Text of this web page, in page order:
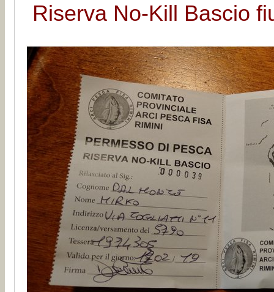
Riserva No-Kill Bascio